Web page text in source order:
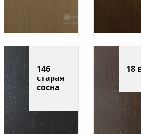
146
старая
сосна
18